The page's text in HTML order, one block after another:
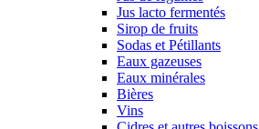
Jus lacto fermentés
Sirop de fruits
Sodas et Pétillants
Eaux gazeuses
Eaux minérales
Bières
Vins